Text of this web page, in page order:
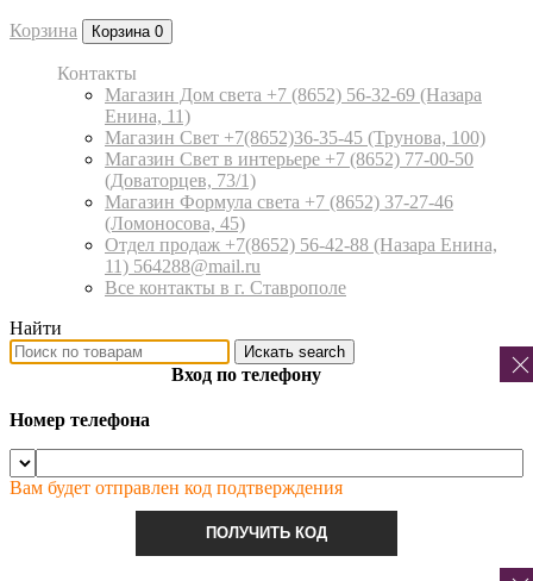
Корзина Корзина 0
Контакты
Магазин Дом света +7 (8652) 56-32-69 (Назара
Енина, 11)
Магазин Свет +7(8652)36-35-45 (Трунова, 100)
Магазин Свет в интерьере +7 (8652) 77-00-50
(Доваторцев, 73/1)
Магазин Формула света +7 (8652) 37-27-46
(Ломоносова, 45)
Отдел продаж +7(8652) 56-42-88 (Назара Енина,
11) 564288@mail.ru
Все контакты в г. Ставрополе
Найти
Искать search
Вход по телефону
Номер телефона
Вам будет отправлен код подтверждения
ПОЛУЧИТЬ КОД